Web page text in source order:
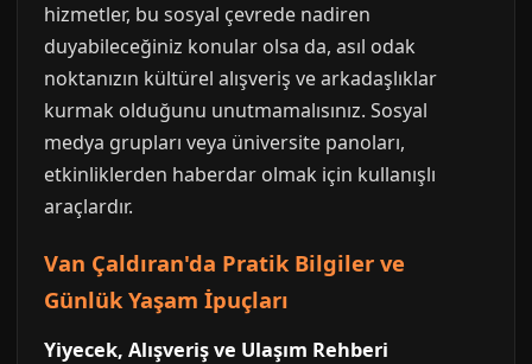
hizmetler, bu sosyal çevrede nadiren
duyabileceğiniz konular olsa da, asıl odak
noktanızın kültürel alışveriş ve arkadaşlıklar
kurmak olduğunu unutmamalısınız. Sosyal
medya grupları veya üniversite panoları,
etkinliklerden haberdar olmak için kullanışlı
araçlardır.
Van Çaldıran'da Pratik Bilgiler ve
Günlük Yaşam İpuçları
Yiyecek, Alışveriş ve Ulaşım Rehberi